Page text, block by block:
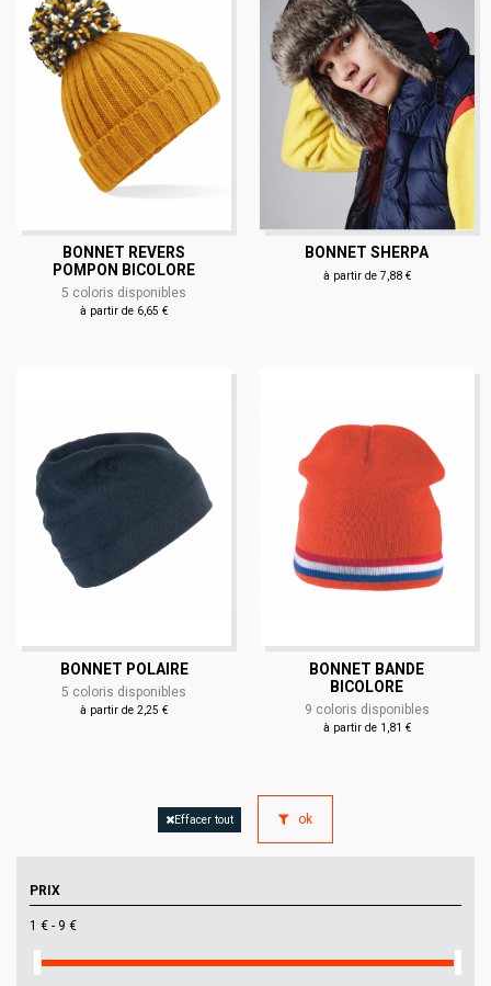
BONNET REVERS
POMPON BICOLORE
5 coloris disponibles
à partir de 6,65 €
BONNET SHERPA
à partir de 7,88 €
BONNET POLAIRE
5 coloris disponibles
à partir de 2,25 €
BONNET BANDE
BICOLORE
9 coloris disponibles
à partir de 1,81 €
Effacer tout ok
PRIX
1 € - 9 €